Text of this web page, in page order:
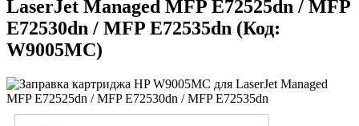
LaserJet Managed MFP E72525dn / MFP
E72530dn / MFP E72535dn (Код:
W9005MC)